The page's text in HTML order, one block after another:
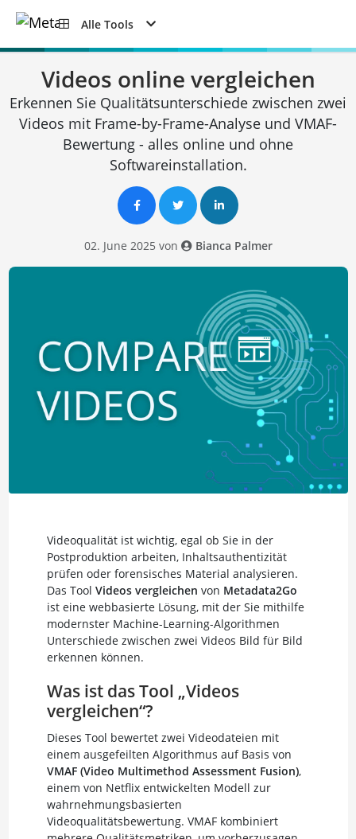
Alle Tools
Videos online vergleichen
Erkennen Sie Qualitätsunterschiede zwischen zwei
Videos mit Frame-by-Frame-Analyse und VMAF-
Bewertung - alles online und ohne
Softwareinstallation.
02. June 2025 von Bianca Palmer
Videoqualität ist wichtig, egal ob Sie in der
Postproduktion arbeiten, Inhaltsauthentizität
prüfen oder forensisches Material analysieren.
Das Tool Videos vergleichen von Metadata2Go
ist eine webbasierte Lösung, mit der Sie mithilfe
modernster Machine-Learning-Algorithmen
Unterschiede zwischen zwei Videos Bild für Bild
erkennen können.
Was ist das Tool „Videos
vergleichen“?
Dieses Tool bewertet zwei Videodateien mit
einem ausgefeilten Algorithmus auf Basis von
VMAF (Video Multimethod Assessment Fusion),
einem von Netflix entwickelten Modell zur
wahrnehmungsbasierten
Videoqualitätsbewertung. VMAF kombiniert